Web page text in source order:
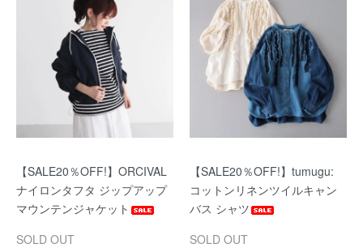
【SALE20％OFF!】ORCIVAL
ナイロンタフタ ジップアップ
マウンテンジャケット
SOLD OUT
【SALE20％OFF!】tumugu:
コットンリネンツイルキャン
バス シャツ
SOLD OUT